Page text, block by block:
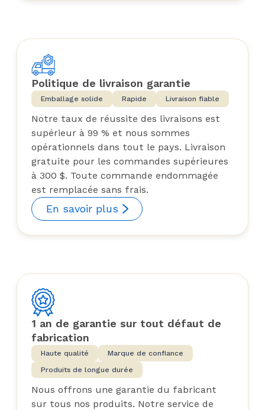
Politique de livraison garantie
Emballage solide Rapide Livraison fiable
Notre taux de réussite des livraisons est
supérieur à 99 % et nous sommes
opérationnels dans tout le pays. Livraison
gratuite pour les commandes supérieures
à 300 $. Toute commande endommagée
est remplacée sans frais.
En savoir plus
1 an de garantie sur tout défaut de
fabrication
Haute qualité
Marque de confiance
Produits de longue durée
Nous offrons une garantie du fabricant
sur tous nos produits. Notre service de